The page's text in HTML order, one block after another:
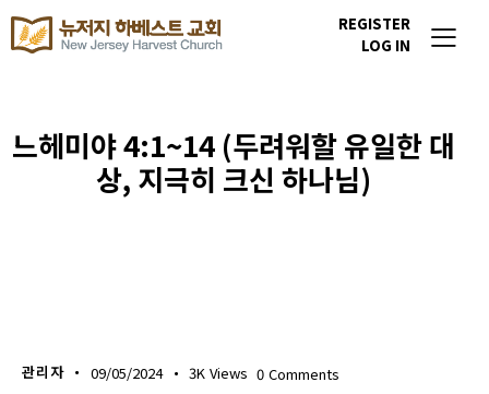
REGISTER
LOG IN
느헤미야 4:1~14 (두려워할 유일한 대
상, 지극히 크신 하나님)
관리자 09/05/2024 3K Views 0 Comments